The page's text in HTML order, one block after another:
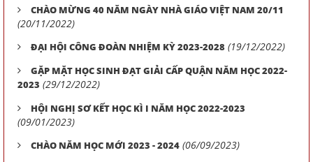
CHÀO MỪNG 40 NĂM NGÀY NHÀ GIÁO VIỆT NAM 20/11
(20/11/2022)
ĐẠI HỘI CÔNG ĐOÀN NHIỆM KỲ 2023-2028 (19/12/2022)
GẶP MẶT HỌC SINH ĐẠT GIẢI CẤP QUẬN NĂM HỌC 2022-
2023 (29/12/2022)
HỘI NGHỊ SƠ KẾT HỌC KÌ I NĂM HỌC 2022-2023
(09/01/2023)
CHÀO NĂM HỌC MỚI 2023 - 2024 (06/09/2023)